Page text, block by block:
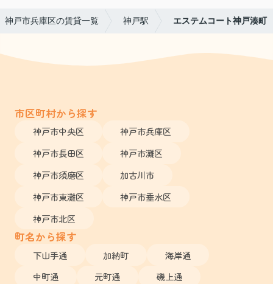
神戸市兵庫区の賃貸一覧 神戸駅 エステムコート神戸湊町
市区町村から探す
神戸市中央区
神戸市兵庫区
神戸市長田区
神戸市灘区
神戸市須磨区
加古川市
神戸市東灘区
神戸市垂水区
神戸市北区
町名から探す
下山手通 加納町
海岸通
中町通
元町通
磯上通